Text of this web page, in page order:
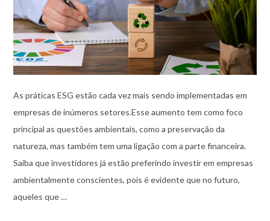
As práticas ESG estão cada vez mais sendo implementadas em
empresas de inúmeros setores.Esse aumento tem como foco
principal as questões ambientais, como a preservação da
natureza, mas também tem uma ligação com a parte financeira.
Saiba que investidores já estão preferindo investir em empresas
ambientalmente conscientes, pois é evidente que no futuro,
aqueles que …